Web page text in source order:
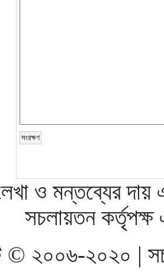
ও মন্তব্যের দায়
সচলায়তন
© ২০০৬-২০২০ |